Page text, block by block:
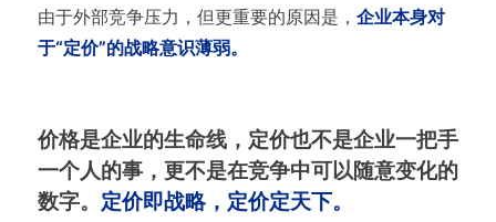
由于外部竞争压力，但更重要的原因是， 企业本身对
于“定价”的战略意识薄弱。
价格是企业的生命线，定价也不是企业一把手
一个人的事，更不是在竞争中可以随意变化的
数字。 定价即战略，定价定天下。